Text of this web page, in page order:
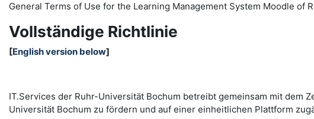
General Terms of Use for the Learning Management System Moodle of
Vollständige Richtlinie
[English version below]
IT.Services der Ruhr-Universität Bochum betreibt gemeinsam mit dem
Universität Bochum zu fördern und auf einer einheitlichen Plattform